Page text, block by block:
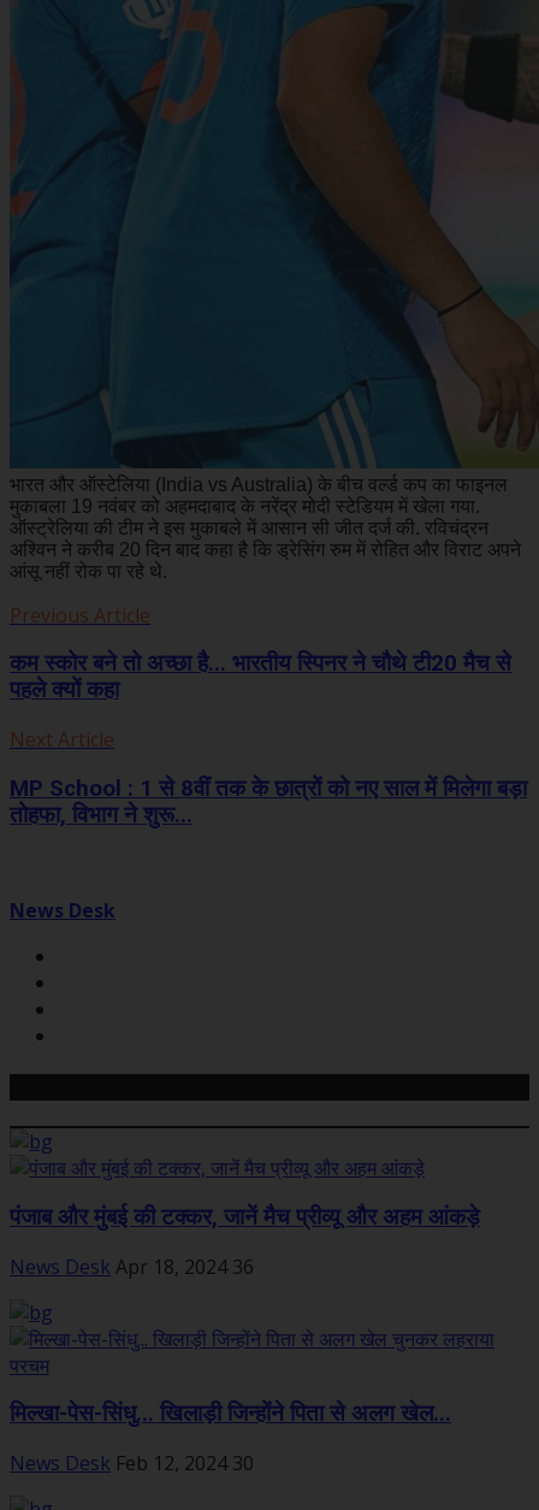
भारत और ऑस्टेलिया (India vs Australia) के बीच वर्ल्ड कप का फाइनल
मुकाबला 19 नवंबर को अहमदाबाद के नरेंद्र मोदी स्टेडियम में खेला गया.
ऑस्ट्रेलिया की टीम ने इस मुकाबले में आसान सी जीत दर्ज की. रविचंद्रन
अश्विन ने करीब 20 दिन बाद कहा है कि ड्रेसिंग रुम में रोहित और विराट अपने
आंसू नहीं रोक पा रहे थे.
Previous Article
कम स्कोर बने तो अच्छा है... भारतीय स्पिनर ने चौथे टी20 मैच से
पहले क्यों कहा
Next Article
MP School : 1 से 8वीं तक के छात्रों को नए साल में मिलेगा बड़ा
तोहफा, विभाग ने शुरू...
News Desk
पंजाब और मुंबई की टक्कर, जानें मैच प्रीव्यू और अहम आंकड़े
News Desk Apr 18, 2024 36
मिल्खा-पेस-सिंधु... खिलाड़ी जिन्‍होंने पिता से अलग खेल...
News Desk Feb 12, 2024 30